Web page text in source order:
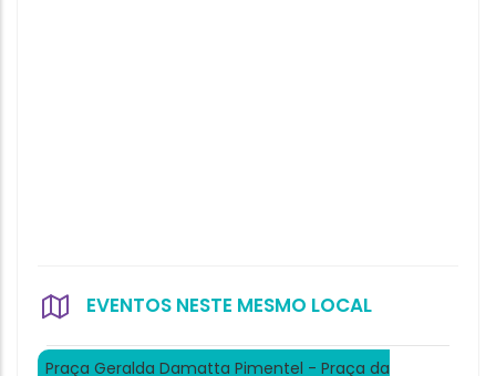
EVENTOS NESTE MESMO LOCAL
Praça Geralda Damatta Pimentel - Praça da